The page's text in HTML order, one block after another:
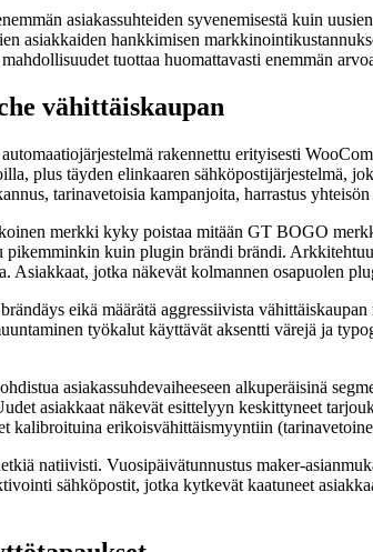
asiakassuhteiden syvenemisestä kuin
asiakkaiden hankkimisen
tuottaa huomattavasti enemmän
vähittäiskaupan
rakennettu erityisesti
plus täyden elinkaaren sähköpostijärjestelmä,
tarinavetoisia kampanjoita, harrastus
merkki kyky poistaa mitään GT BOGO
kuin plugin brändi brändi.
jotka näkevät kolmannen osapuolen
eikä määrätä aggressiivista
työkalut käyttävät aksentti värejä ja
asiakassuhdevaiheeseen alkuperäisinä
asiakkaat näkevät esittelyyn keskittyneet
kalibroituina erikoisvähittäismyyntiin
natiivisti. Vuosipäivätunnustus maker-
sähköpostit, jotka kytkevät kaatuneet